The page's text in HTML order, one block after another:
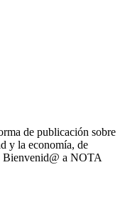
de publicación sobre
y la economía, de
Bienvenid@ a NOTA